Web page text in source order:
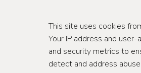
This site uses cookies
Your IP address and
and security metrics to
detect and address abuse.